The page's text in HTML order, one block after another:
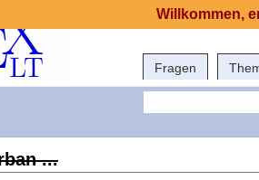
Fragen
...
Willkommen,